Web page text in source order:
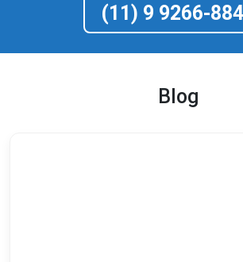
(11) 9 9266-
Blog